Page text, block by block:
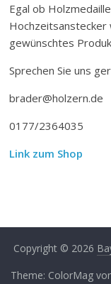
Egal ob
gewünschtes
Sprechen Sie uns
brader@holzern.de
0177/2364035
Link zum Shop
Copyright © 2026
Theme: ColorMag